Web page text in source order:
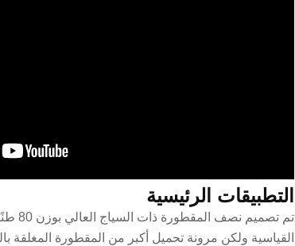
التطبيقات الرئيسية
القياسية ولكن مرونة تحميل أكبر من المقطورة المغلقة